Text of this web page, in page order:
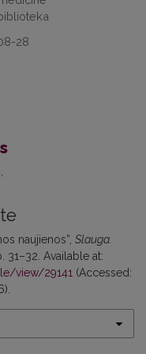
28
naujienos”, Slauga.
31–32. Available at:
view/29141(Accessed: